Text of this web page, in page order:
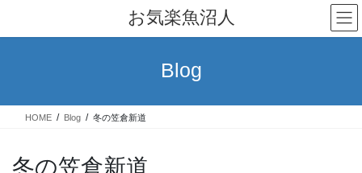
テ
ス
ゲ
ン
お気楽魚沼人
Blog
HOME Blog 冬の笠倉新道
冬の笠倉新道